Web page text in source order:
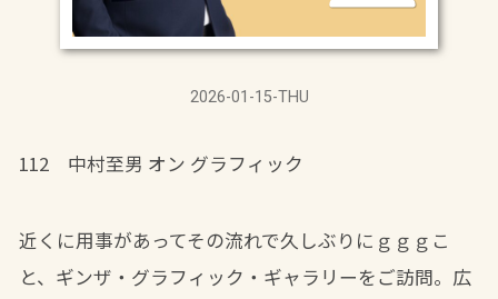
2026-01-15-THU
112 中村至男 オン グラフィック
近くに用事があってその流れで久しぶりにｇｇｇこ
と、ギンザ・グラフィック・ギャラリーをご訪問。広